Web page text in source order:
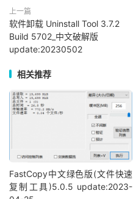
上一篇
软件卸载 Uninstall Tool 3.7.2
Build 5702_中文破解版
update:20230502
相关推荐
FastCopy中文绿色版(文件快速
复制工具)5.0.5 update:2023-